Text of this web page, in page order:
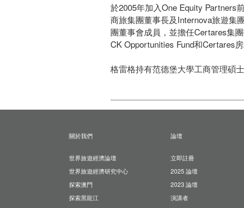
於2005年加入One Equity Partners
商旅集團董事長及Internova旅遊集
團董事會成員，並擔任Certares集
CK Opportunities Fund和Certares
格雷格持有范德堡大學工商管理碩士
關於我們
世界旅遊經濟論壇
世界旅遊經濟研究中心
探索澳門
探索黑龍江
論壇
立即註冊
2025 論壇
2023 論壇
演講者